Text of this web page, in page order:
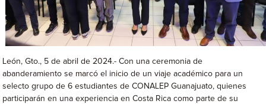
León, Gto., 5 de abril de 2024.- Con una ceremonia de
abanderamiento se marcó el inicio de un viaje académico para un
selecto grupo de 6 estudiantes de CONALEP Guanajuato, quienes
participarán en una experiencia en Costa Rica como parte de su